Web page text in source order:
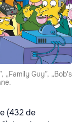
„Family Guy”, „Bob's
(432 de